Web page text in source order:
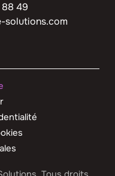
49
solutions.com